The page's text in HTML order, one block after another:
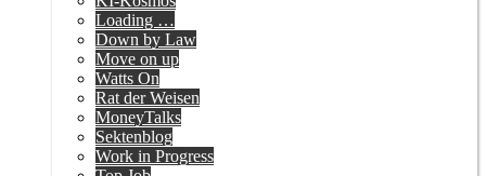
Loading …
Down by Law
Move on up
Watts On
Rat der Weisen
MoneyTalks
Sektenblog
Work in Progress